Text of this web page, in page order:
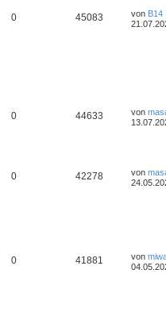
0 45083 von B14
0 44633 von
0 42278 von
0 41881 von